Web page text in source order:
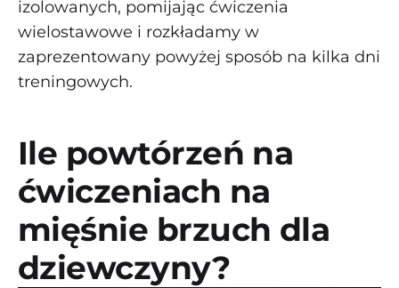
izolowanych, pomijając ćwiczenia
wielostawowe i rozkładamy w
zaprezentowany powyżej sposób na kilka dni
treningowych.
Ile powtórzeń na
ćwiczeniach na
mięśnie brzuch dla
dziewczyny?